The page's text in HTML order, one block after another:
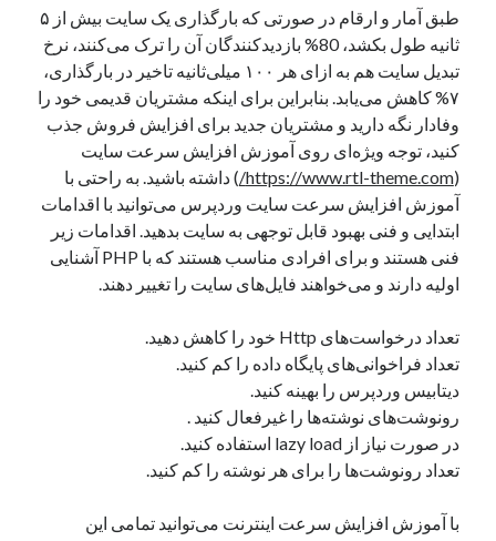
طبق آمار و ارقام در صورتی که بارگذاری یک سایت بیش از ۵
ثانیه طول بکشد، 80% بازدیدکنندگان آن را ترک می‌کنند، نرخ
تبدیل‌ سایت هم به ازای هر ۱۰۰ میلی‌ثانیه تاخیر در بارگذاری،
۷% کاهش می‌یابد. بنابراین برای اینکه مشتریان قدیمی خود را
وفادار نگه دارید و مشتریان جدید برای افزایش فروش جذب
کنید، توجه ویژه‌ای روی آموزش افزایش سرعت سایت
(
https://www.rtl-theme.com/ ) داشته باشید. به راحتی با
آموزش افزایش سرعت سایت وردپرس می‌توانید با اقدامات
ابتدایی و فنی بهبود قابل توجهی به سایت بدهید. اقدامات زیر
فنی هستند و برای افرادی مناسب هستند که با PHP آشنایی
اولیه دارند و می‌خواهند فایل‌های سایت را تغییر دهند.
تعداد درخواست‌های Http خود را کاهش دهید.
تعداد فراخوانی‌های پایگاه داده را کم کنید.
دیتابیس وردپرس را بهینه کنید.
رونوشت‌های نوشته‌ها را غیرفعال کنید .
در صورت نیاز از lazy load استفاده کنید.
تعداد رونوشت‌ها را برای هر نوشته‌ را کم کنید.
با آموزش افزایش سرعت اینترنت می‌توانید تمامی این